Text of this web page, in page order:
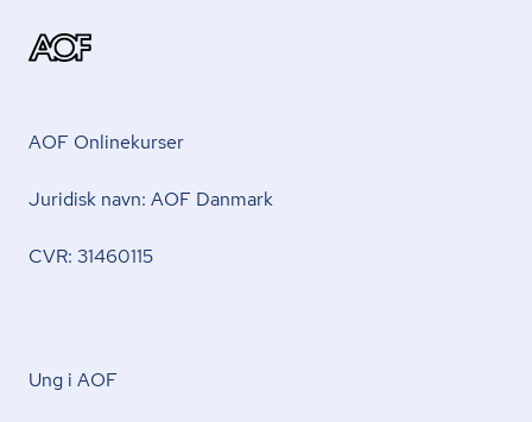
AOF Onlinekurser
Juridisk navn: AOF Danmark
CVR: 31460115
Ung i AOF